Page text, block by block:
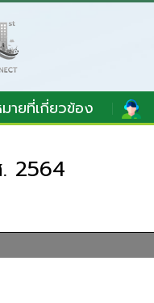
ายที่เกี่ยวข้อง
2564